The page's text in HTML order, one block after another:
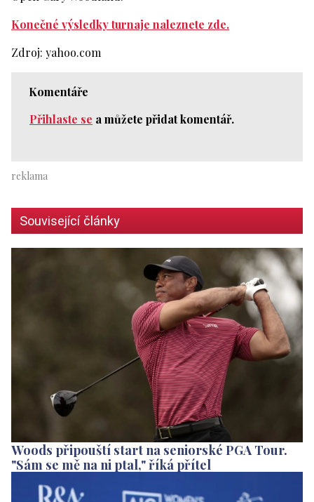
Konečné výsledky turnaje naleznete zde.
Zdroj: yahoo.com
Komentáře
Přihlaste se a můžete přidat komentář.
Související články
Woods připouští start na seniorské PGA Tour.
"Sám se mě na ni ptal," říká přítel